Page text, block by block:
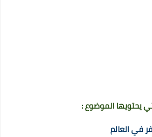
يحتويها الموضوع :
في العالم